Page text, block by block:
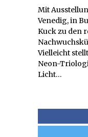
Mit
Venedig, in
Kuck zu den
Vielleicht
Neon-
Licht…